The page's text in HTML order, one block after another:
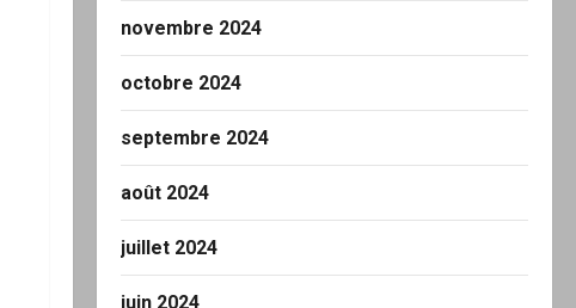
novembre 2024
octobre 2024
septembre 2024
août 2024
juillet 2024
juin 2024